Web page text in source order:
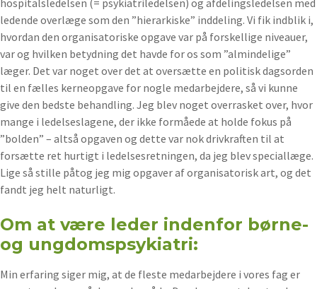
ledende overlæge som den ”hierarkiske” inddeling. Vi fik indblik i,
hvordan den organisatoriske opgave var på forskellige niveauer,
var og hvilken betydning det havde for os som ”almindelige”
læger. Det var noget over det at oversætte en politisk dagsorden
til en fælles kerneopgave for nogle medarbejdere, så vi kunne
give den bedste behandling. Jeg blev noget overrasket over, hvor
mange i ledelseslagene, der ikke formåede at holde fokus på
”bolden” – altså opgaven og dette var nok drivkraften til at
forsætte ret hurtigt i ledelsesretningen, da jeg blev speciallæge.
Lige så stille påtog jeg mig opgaver af organisatorisk art, og det
fandt jeg helt naturligt.
Om at være leder indenfor børne-
og ungdomspsykiatri:
Min erfaring siger mig, at de fleste medarbejdere i vores fag er